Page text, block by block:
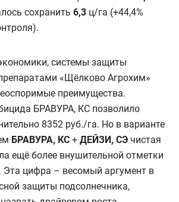
сохранить 6,3 ц/га (+44,4%
системы защиты
«Щёлково Агрохим»
преимущества.
БРАВУРА, КС позволило
8352 руб./га. Но в варианте
БРАВУРА, КС + ДЕЙЗИ, СЭ чистая
ещё более внушительной отметки
Эта цифра – весомый аргумент в
защиты подсолнечника,